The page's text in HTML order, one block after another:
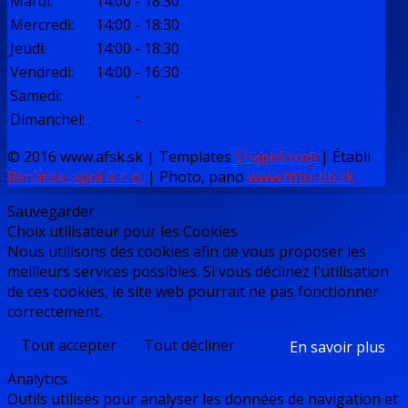
Mercredi: 14:00 - 18:30
Jeudi: 14:00 - 18:30
Vendredi: 14:00 - 16:30
Samedi:
-
Dimanchel:
-
© 2016 www.afsk.sk | Templates Shape5.com | Établi
Renat.sk, spol. s r. o. | Photo, pano www.foto-bb.sk
Sauvegarder
Choix utilisateur pour les Cookies
Nous utilisons des cookies afin de vous proposer les
meilleurs services possibles. Si vous déclinez l'utilisation
de ces cookies, le site web pourrait ne pas fonctionner
correctement.
Tout accepter
Tout décliner
En savoir plus
Analytics
Outils utilisés pour analyser les données de navigation et